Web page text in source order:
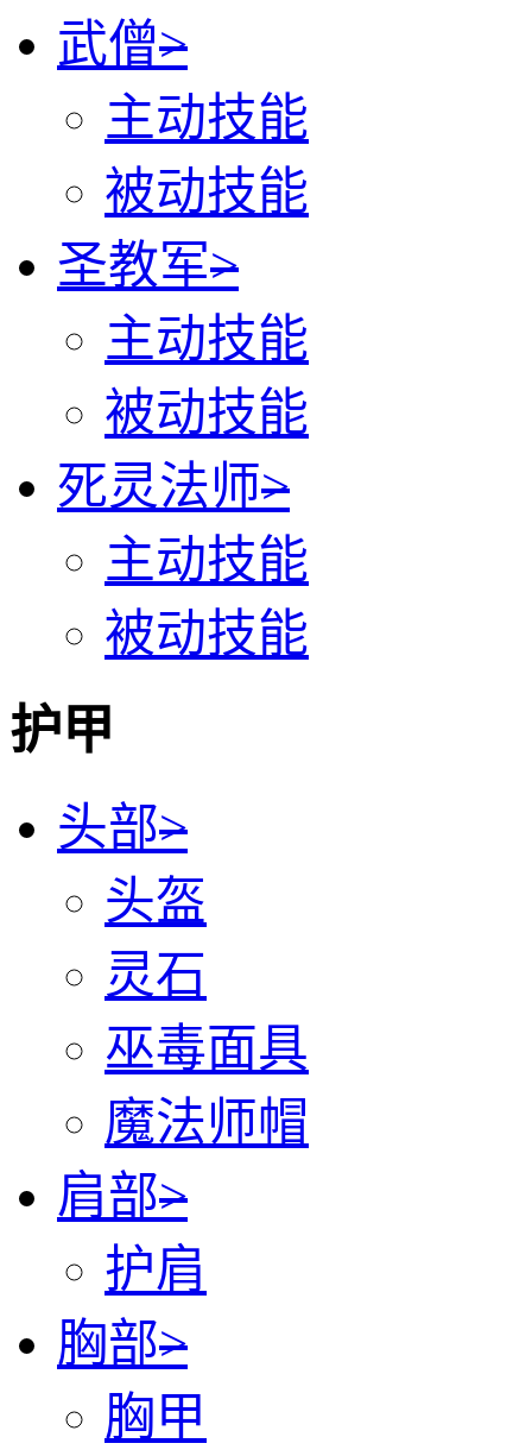
武僧>
主动技能
被动技能
圣教军>
主动技能
被动技能
死灵法师>
主动技能
被动技能
护甲
头部>
头盔
灵石
巫毒面具
魔法师帽
肩部>
护肩
胸部>
胸甲